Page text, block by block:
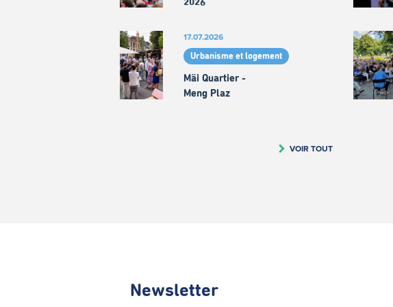
2026
17.07.2026
Urbanisme et logement
Mäi Quartier -
Meng Plaz
VOIR TOUT
Newsletter